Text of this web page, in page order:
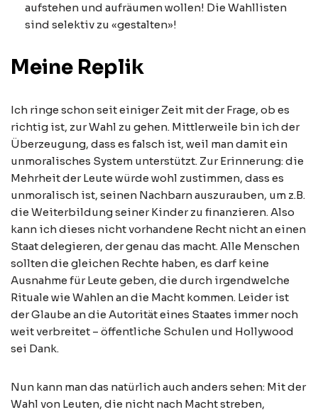
aufstehen und aufräumen wollen! Die Wahllisten
sind selektiv zu «gestalten»!
Meine Replik
Ich ringe schon seit einiger Zeit mit der Frage, ob es
richtig ist, zur Wahl zu gehen. Mittlerweile bin ich der
Überzeugung, dass es falsch ist, weil man damit ein
unmoralisches System unterstützt. Zur Erinnerung: die
Mehrheit der Leute würde wohl zustimmen, dass es
unmoralisch ist, seinen Nachbarn auszurauben, um z.B.
die Weiterbildung seiner Kinder zu finanzieren. Also
kann ich dieses nicht vorhandene Recht nicht an einen
Staat delegieren, der genau das macht. Alle Menschen
sollten die gleichen Rechte haben, es darf keine
Ausnahme für Leute geben, die durch irgendwelche
Rituale wie Wahlen an die Macht kommen. Leider ist
der Glaube an die Autorität eines Staates immer noch
weit verbreitet – öffentliche Schulen und Hollywood
sei Dank.
Nun kann man das natürlich auch anders sehen: Mit der
Wahl von Leuten, die nicht nach Macht streben,